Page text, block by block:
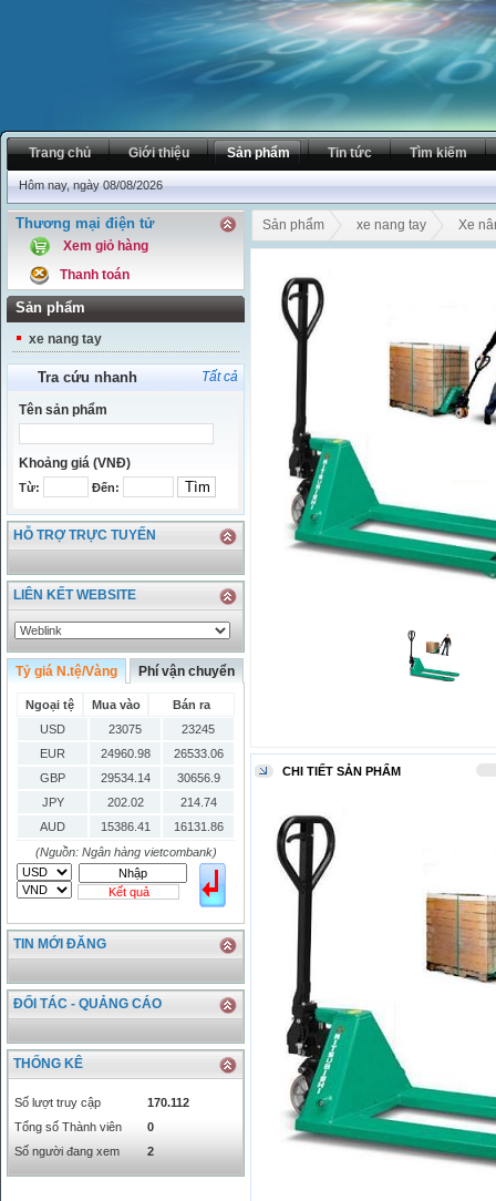
Trang chủ Giới thiệu Sản phẩm Tin tức Tìm kiếm
Hôm nay, ngày 08/08/2026
Thương mại điện tử
Xem giỏ hàng
Thanh toán
Sản phẩm
xe nang tay
Tra cứu nhanh Tất cả
Tên sản phẩm
Khoảng giá (VNĐ)
Từ: Đến:
HỖ TRỢ TRỰC TUYẾN
LIÊN KẾT WEBSITE
Tỷ giá N.tệ/Vàng Phí vận chuyển
Ngoại tệ Mua vào
Bán ra
USD
23075
23245
EUR
24960.98
26533.06
GBP
29534.14
30656.9
JPY
202.02
214.74
AUD
15386.41
16131.86
HKD
2906.04
3028.6
SGD
16755.29
17427.08
THB
666.2
786.99
CAD
17223.74
18058.21
CHF
23161.62
24283.77
INR
0
KRW
18.01
21.12
KWD
0
79758.97
MYR
5808.39
RMB
3272
RUB
(Nguồn: Ngân hàng vietcombank)
Kết quả
TIN MỚI ĐĂNG
ĐỐI TÁC - QUẢNG CÁO
THỐNG KÊ
Số lượt truy cập
170.112
Tổng số Thành viên
0
Số người đang xem
2
Sản phẩm xe nang tay Xe
CHI TIẾT SẢN PHẨM